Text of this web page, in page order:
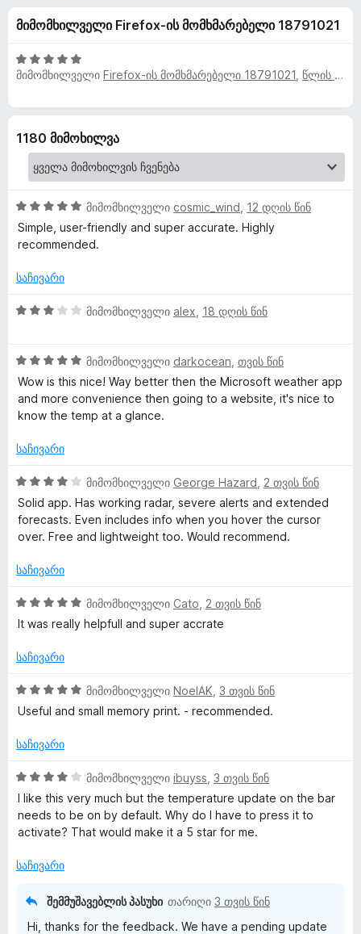
დ
ა
ა
ე
ბ
r
E
x
t
e
n
s
i
o
n
-
ი
ს
მ
ი
მ
ო
ხ
ი
ლ
ვ
ე
ბ
ი
5
დ
ა
მიმომხილველი Firefox-ის მომხმარებელი 18791021
5
შ
ს
5
-
დ
ნ
მიმომხილველი Firefox-ის მომხმარებელი 18791021 წლის წინ
1180 მიმოხილვა
5
შ
ე
ა
ე
5
-
ა
მიმომხილველი cosmic_wind 12 დღის წინ
Simple, user-friendly and super accurate. Highly
recommended.
საჩივარი
3
ფ
ა
ს
ე
ა
-
დ
ა
მიმომხილველი alex 18 დღის წინ
5
შ
ე
ფ
ს
ბ
ა
5
ა
მიმომხილველი darkocean თვის წინ
Wow is this nice! Way better then the Microsoft weather app
and more convenience then going to a website, it's nice to
know the temp at a glance.
საჩივარი
4
შ
ე
ფ
ს
ბ
ა
-
ა
მიმომხილველი George Hazard 2 თვის წინ
Solid app. Has working radar, severe alerts and extended
forecasts. Even includes info when you hover the cursor
over. Free and lightweight too. Would recommend.
საჩივარი
5
შ
ფ
ს
ე
ა
-
ა
ნ
მიმომხილველი Cato 2 თვის წინ
It was really helpfull and super accrate
საჩივარი
5
შ
ფ
ს
ე
-
მიმომხილველი NoelAK 3 თვის წინ
Useful and small memory print. - recommended.
საჩივარი
4
შ
ე
ფ
ს
მიმომხილველი ibuyss 3 თვის წინ
I like this very much but the temperature update on the bar
needs to be on by default. Why do I have to press it to
activate? That would make it a 5 star for me.
საჩივარი
შემმუშავებლის პასუხი თარიღი 3 თვის წინ
Hi, thanks for the feedback. We have a pending update